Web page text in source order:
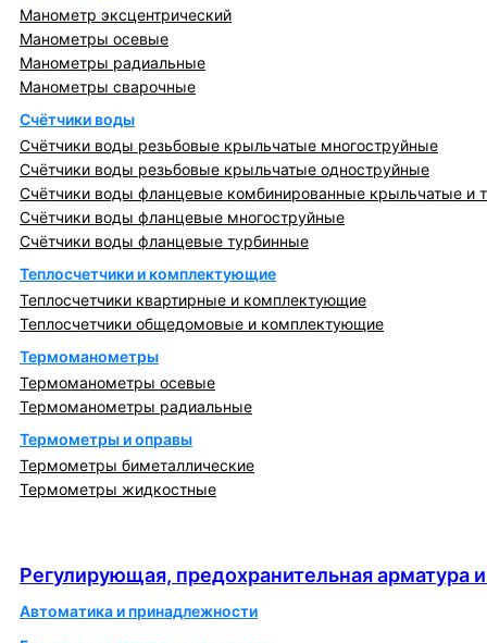
Манометр эксцентрический
Манометры осевые
Манометры радиальные
Манометры сварочные
Счётчики воды
Счётчики воды резьбовые крыльчатые многоструйные
Счётчики воды резьбовые крыльчатые одноструйные
Счётчики воды фланцевые комбинированные крыльчатые и
Счётчики воды фланцевые многоструйные
Счётчики воды фланцевые турбинные
Теплосчетчики и комплектующие
Теплосчетчики квартирные и комплектующие
Теплосчетчики общедомовые и комплектующие
Термоманометры
Термоманометры осевые
Термоманометры радиальные
Термометры и оправы
Термометры биметаллические
Термометры жидкостные
Регулирующая, предохранительная арматура
Автоматика и принадлежности